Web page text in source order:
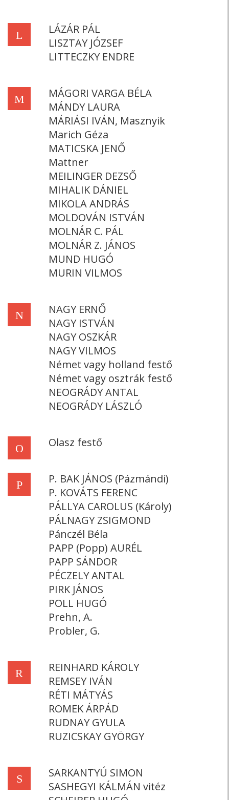
L
LÁZÁR PÁL
LISZTAY JÓZSEF
LITTECZKY ENDRE
M
MÁGORI VARGA BÉLA
MÁNDY LAURA
MÁRIÁSI IVÁN, Masznyik
Marich Géza
MATICSKA JENŐ
Mattner
MEILINGER DEZSŐ
MIHALIK DÁNIEL
MIKOLA ANDRÁS
MOLDOVÁN ISTVÁN
MOLNÁR C. PÁL
MOLNÁR Z. JÁNOS
MUND HUGÓ
MURIN VILMOS
N
NAGY ERNŐ
NAGY ISTVÁN
NAGY OSZKÁR
NAGY VILMOS
Német vagy holland festő
Német vagy osztrák festő
NEOGRÁDY ANTAL
NEOGRÁDY LÁSZLÓ
O Olasz festő
P
P. BAK JÁNOS (Pázmándi)
P. KOVÁTS FERENC
PÁLLYA CAROLUS (Károly)
PÁLNAGY ZSIGMOND
Pánczél Béla
PAPP (Popp) AURÉL
PAPP SÁNDOR
PÉCZELY ANTAL
PIRK JÁNOS
POLL HUGÓ
Prehn, A.
Probler, G.
R
REINHARD KÁROLY
REMSEY IVÁN
RÉTI MÁTYÁS
ROMEK ÁRPÁD
RUDNAY GYULA
RUZICSKAY GYÖRGY
S
SARKANTYÚ SIMON
SASHEGYI KÁLMÁN vitéz